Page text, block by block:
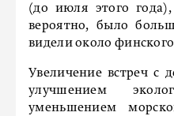
(до июля этого
вероятно, было
видели около финского
Увеличение встреч с
улучшением
уменьшением